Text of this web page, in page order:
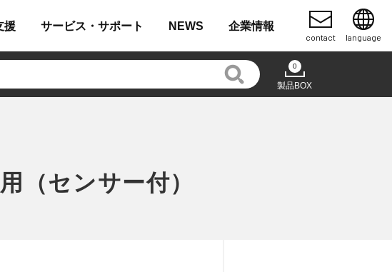
援 サービス・ サポート NEWS 企業情報
contact language
0
製品BOX
（センサー付）